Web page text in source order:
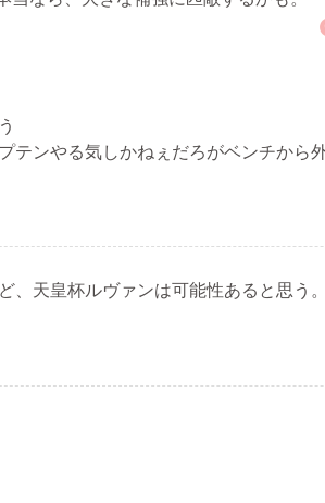
テンやる気しかねぇだろがベンチから
、天皇杯ルヴァンは可能性あると思う。